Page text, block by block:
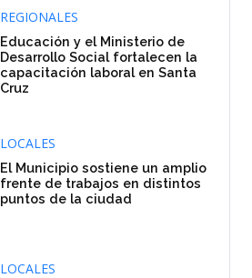
REGIONALES
Educación y el Ministerio de
Desarrollo Social fortalecen la
capacitación laboral en Santa
Cruz
LOCALES
El Municipio sostiene un amplio
frente de trabajos en distintos
puntos de la ciudad
LOCALES